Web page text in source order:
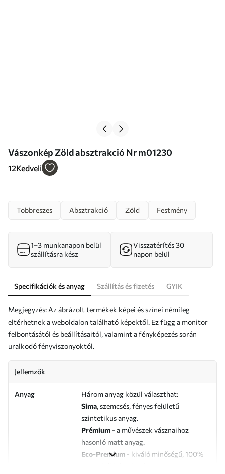
Vászonkép Zöld absztrakció Nr m01230
12Kedveli
Tobbreszes Absztrakció Zöld Festmény
1–3 munkanapon belül
szállításra kész
Visszatérítés 30
napon belül
Specifikációk és anyag Szállítás és fizetés GYIK
Megjegyzés: Az ábrázolt termékek képei és színei némileg
eltérhetnek a weboldalon található képektől. Ez függ a monitor
felbontásától és beállításaitól, valamint a fényképezés során
uralkodó fényviszonyoktól.
Jellemzők
Anyag
Három anyag közül választhat:
Sima, szemcsés, fényes felületű
szintetikus anyag.
Prémium - a művészek vásznaihoz
hasonló matt anyag.
Eco-Premium - kiváló minőségű, 100%